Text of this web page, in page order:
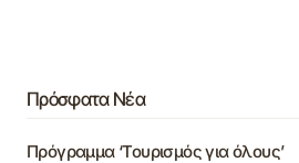
Πρόσφατα Νέα
Πρόγραμμα ‘Τουρισμός για όλους’